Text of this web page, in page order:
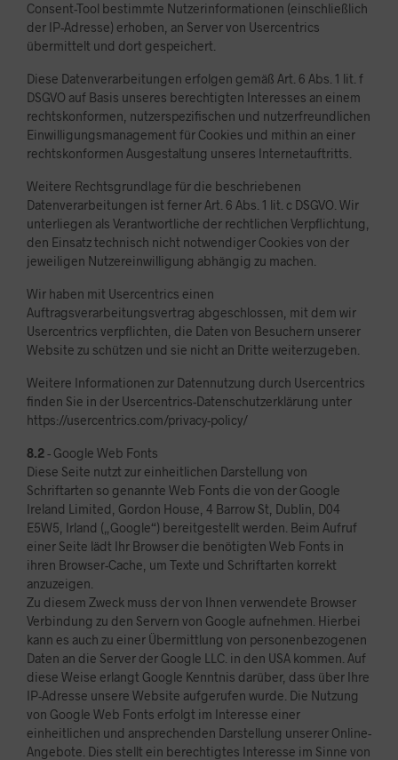
Consent-Tool bestimmte Nutzerinformationen (einschließlich
der IP-Adresse) erhoben, an Server von Usercentrics
übermittelt und dort gespeichert.
Diese Datenverarbeitungen erfolgen gemäß Art. 6 Abs. 1 lit. f
DSGVO auf Basis unseres berechtigten Interesses an einem
rechtskonformen, nutzerspezifischen und nutzerfreundlichen
Einwilligungsmanagement für Cookies und mithin an einer
rechtskonformen Ausgestaltung unseres Internetauftritts.
Weitere Rechtsgrundlage für die beschriebenen
Datenverarbeitungen ist ferner Art. 6 Abs. 1 lit. c DSGVO. Wir
unterliegen als Verantwortliche der rechtlichen Verpflichtung,
den Einsatz technisch nicht notwendiger Cookies von der
jeweiligen Nutzereinwilligung abhängig zu machen.
Wir haben mit Usercentrics einen
Auftragsverarbeitungsvertrag abgeschlossen, mit dem wir
Usercentrics verpflichten, die Daten von Besuchern unserer
Website zu schützen und sie nicht an Dritte weiterzugeben.
Weitere Informationen zur Datennutzung durch Usercentrics
finden Sie in der Usercentrics-Datenschutzerklärung unter
https://usercentrics.com/privacy-policy/
8.2- Google Web Fonts
Diese Seite nutzt zur einheitlichen Darstellung von
Schriftarten so genannte Web Fonts die von der Google
Ireland Limited, Gordon House, 4 Barrow St, Dublin, D04
E5W5, Irland („Google“) bereitgestellt werden. Beim Aufruf
einer Seite lädt Ihr Browser die benötigten Web Fonts in
ihren Browser-Cache, um Texte und Schriftarten korrekt
anzuzeigen.
Zu diesem Zweck muss der von Ihnen verwendete Browser
Verbindung zu den Servern von Google aufnehmen. Hierbei
kann es auch zu einer Übermittlung von personenbezogenen
Daten an die Server der Google LLC. in den USA kommen. Auf
diese Weise erlangt Google Kenntnis darüber, dass über Ihre
IP-Adresse unsere Website aufgerufen wurde. Die Nutzung
von Google Web Fonts erfolgt im Interesse einer
einheitlichen und ansprechenden Darstellung unserer Online-
Angebote. Dies stellt ein berechtigtes Interesse im Sinne von